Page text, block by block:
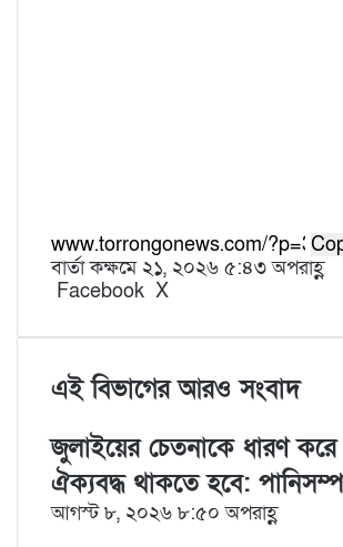
বার্তা কক্ষমে ২১, ২০২৬ ৫:৪৩ অপরাহ্ণ
Facebook X
n
e
n
m
l
n
e
r
s
t
d
i
t
o
t
a
k
t
e
a
e
v
a
E
m
a
i
t
এই বিভাগের আরও সংবাদ
জুলাইয়ের চেতনাকে ধারণ
ঐক্যবদ্ধ থাকতে হবে:
আগস্ট ৮, ২০২৬ ৮:৫০ অপরাহ্ণ